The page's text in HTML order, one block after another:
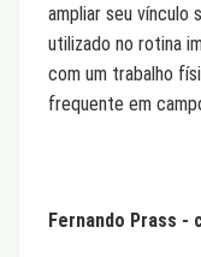
ampliar seu vínculo
utilizado no rotina
com um trabalho
frequente em
Fernando Prass